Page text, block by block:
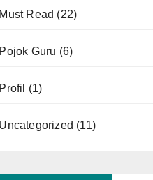
Must Read (22)
Pojok Guru (6)
Profil (1)
Uncategorized (11)